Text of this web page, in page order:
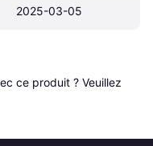
2025-03-05
ce produit ? Veuillez